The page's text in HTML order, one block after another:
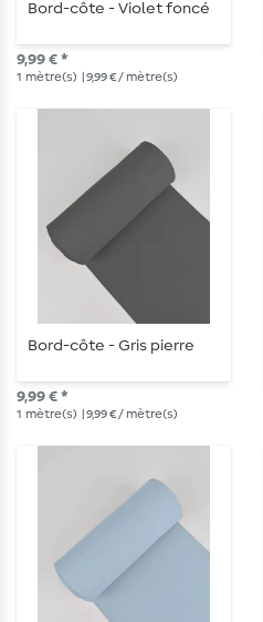
Bord-côte - Violet foncé
9,99 € *
1 mètre(s) | 9,99 € / mètre(s)
Bord-côte - Gris pierre
9,99 € *
1 mètre(s) | 9,99 € / mètre(s)